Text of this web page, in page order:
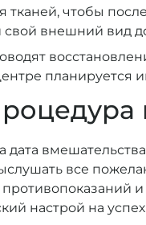
чтобы
внешний вид
планируется
дата
все
настрой на